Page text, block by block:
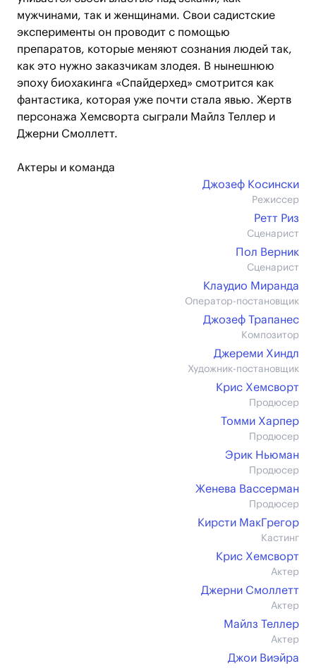
мужчинами, так и женщинами. Свои садистские
эксперименты он проводит с помощью
препаратов, которые меняют сознания людей так,
как это нужно заказчикам злодея. В нынешнюю
эпоху биохакинга «Спайдерхед» смотрится как
фантастика, которая уже почти стала явью. Жертв
персонажа Хемсворта сыграли Майлз Теллер и
Джерни Смоллетт.
Актеры и команда
Джозеф Косински
Режиссер
Ретт Риз
Сценарист
Пол Верник
Сценарист
Клаудио Миранда
Оператор-постановщик
Джозеф Трапанес
Композитор
Джереми Хиндл
Художник-постановщик
Крис Хемсворт
Продюсер
Томми Харпер
Продюсер
Эрик Ньюман
Продюсер
Женева Вассерман
Продюсер
Кирсти МакГрегор
Кастинг
Крис Хемсворт
Актер
Джерни Смоллетт
Актер
Майлз Теллер
Актер
Джои Виэйра